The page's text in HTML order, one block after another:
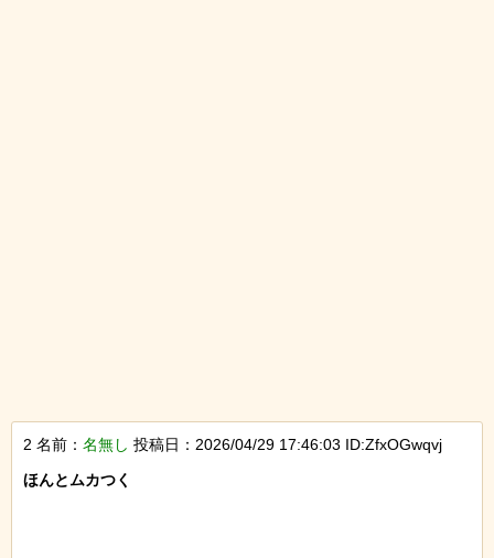
2 名前： 名無し 投稿日：2026/04/29 17:46:03 ID:ZfxOGwqvj
ほんとムカつく